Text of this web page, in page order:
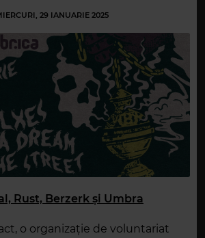
29 IANUARIE 2025
Rust, Berzerk și Umbra
o organizație de voluntariat